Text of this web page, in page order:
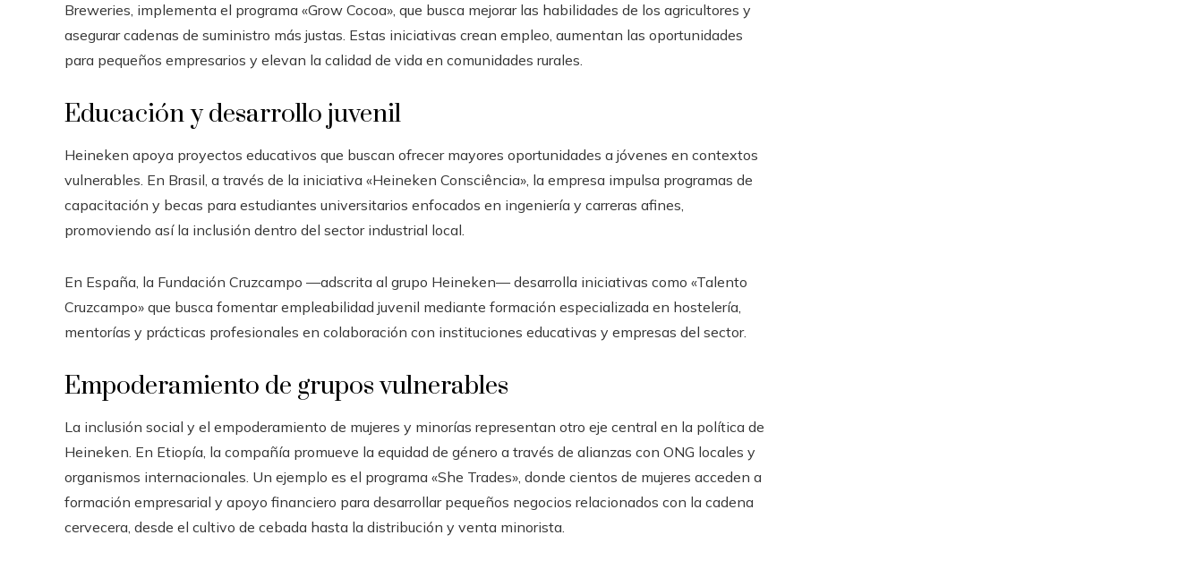
Breweries, implementa el programa «Grow Cocoa», que busca mejorar las habilidades de los agricultores y
asegurar cadenas de suministro más justas. Estas iniciativas crean empleo, aumentan las oportunidades
para pequeños empresarios y elevan la calidad de vida en comunidades rurales.
Educación y desarrollo juvenil
Heineken apoya proyectos educativos que buscan ofrecer mayores oportunidades a jóvenes en contextos
vulnerables. En Brasil, a través de la iniciativa «Heineken Consciência», la empresa impulsa programas de
capacitación y becas para estudiantes universitarios enfocados en ingeniería y carreras afines,
promoviendo así la inclusión dentro del sector industrial local.
En España, la Fundación Cruzcampo —adscrita al grupo Heineken— desarrolla iniciativas como «Talento
Cruzcampo» que busca fomentar empleabilidad juvenil mediante formación especializada en hostelería,
mentorías y prácticas profesionales en colaboración con instituciones educativas y empresas del sector.
Empoderamiento de grupos vulnerables
La inclusión social y el empoderamiento de mujeres y minorías representan otro eje central en la política de
Heineken. En Etiopía, la compañía promueve la equidad de género a través de alianzas con ONG locales y
organismos internacionales. Un ejemplo es el programa «She Trades», donde cientos de mujeres acceden a
formación empresarial y apoyo financiero para desarrollar pequeños negocios relacionados con la cadena
cervecera, desde el cultivo de cebada hasta la distribución y venta minorista.